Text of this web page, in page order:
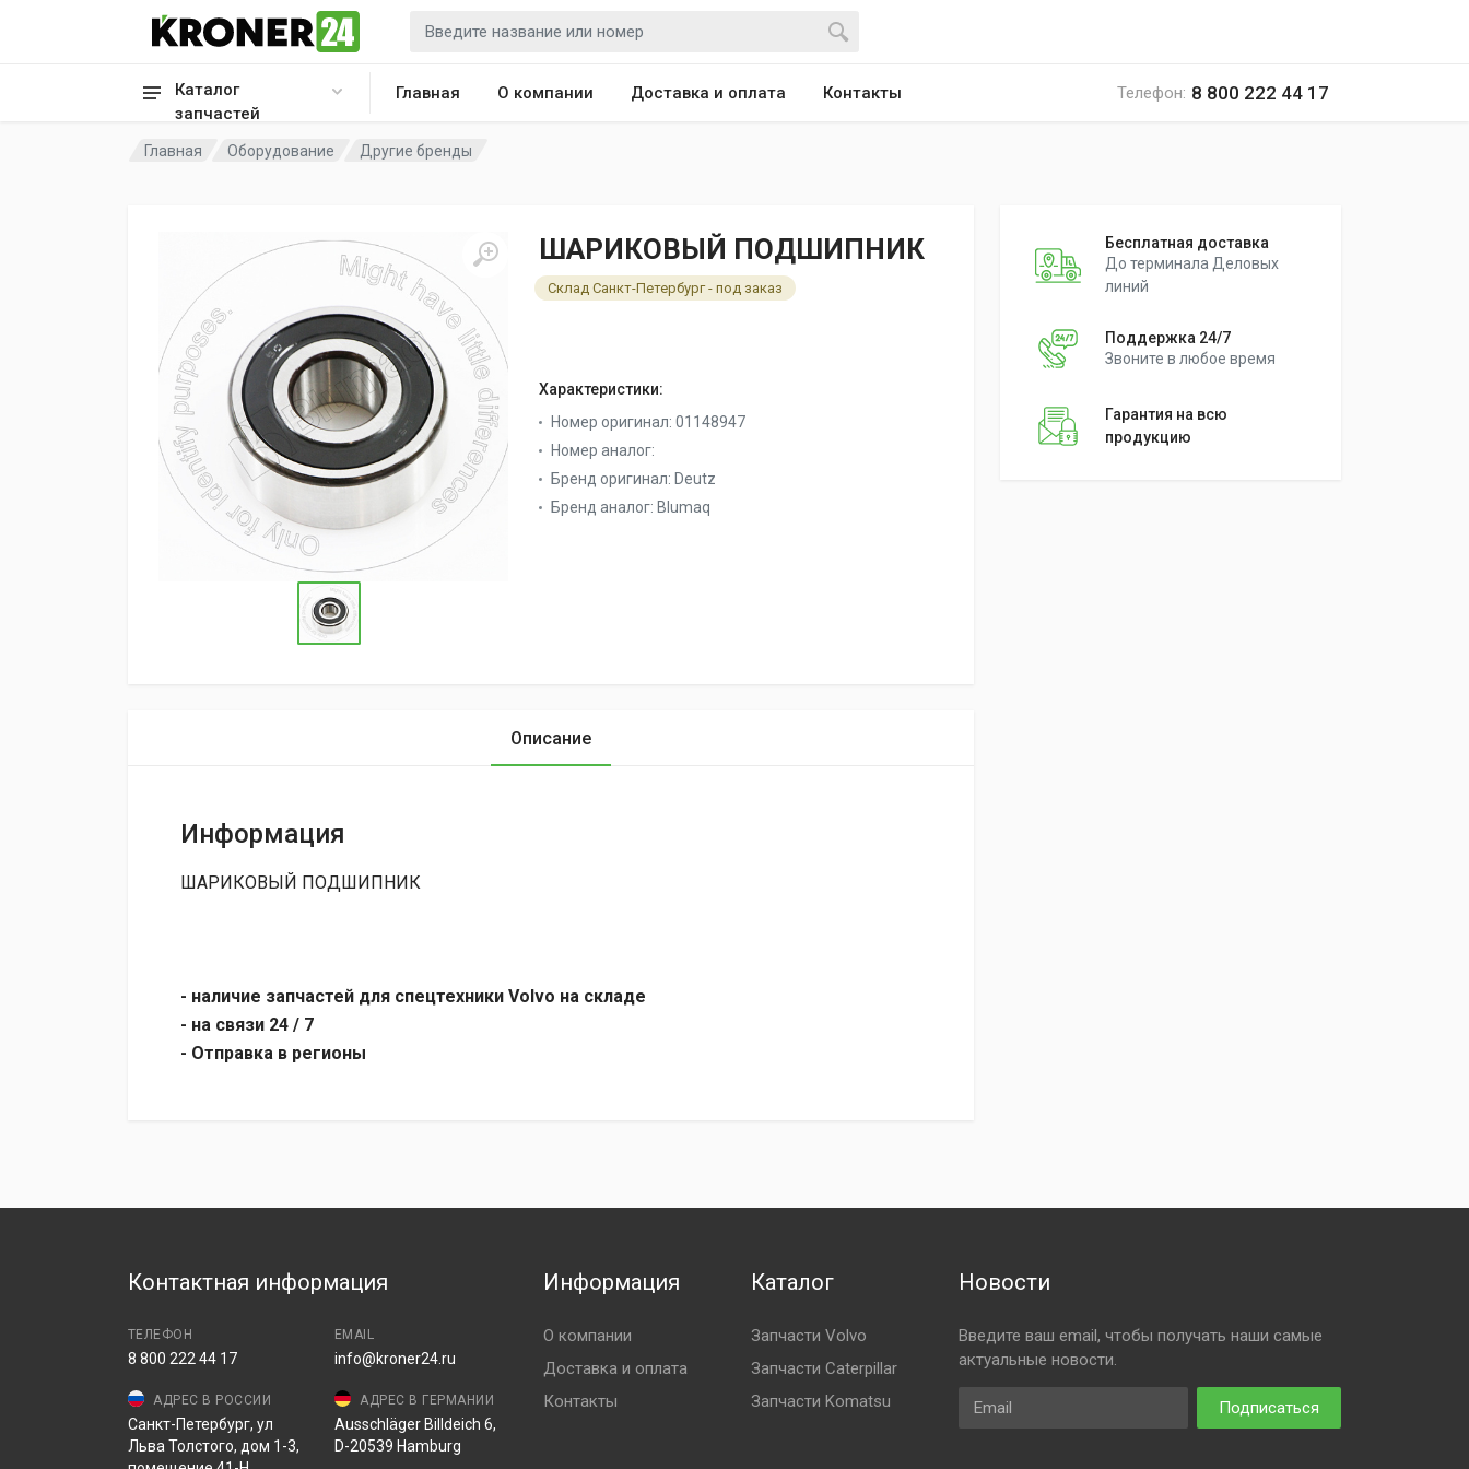
Каталог
запчастей
Главная О компании Доставка и оплата Контакты Телефон: 8 800 222 44 17
Главная Оборудование Другие бренды
ШАРИКОВЫЙ ПОДШИПНИК
Склад Санкт-Петербург - под заказ
Характеристики:
Номер оригинал: 01148947
Номер аналог:
Бренд оригинал: Deutz
Бренд аналог: Blumaq
Бесплатная доставка
До терминала Деловых
линий
Поддержка 24/7
Звоните в любое время
Гарантия на всю
продукцию
Описание
Информация
ШАРИКОВЫЙ ПОДШИПНИК
- наличие запчастей для спецтехники Volvo на складе
- на связи 24 / 7
- Отправка в регионы
Контактная информация
ТЕЛЕФОН
8 800 222 44 17
EMAIL
info@kroner24.ru
АДРЕС В РОССИИ
Санкт-Петербург, ул
Льва Толстого, дом 1-3,
АДРЕС В ГЕРМАНИИ
Ausschläger Billdeich 6,
D-20539 Hamburg
Информация
О компании
Доставка и оплата
Контакты
Каталог
Запчасти Volvo
Запчасти Caterpillar
Запчасти Komatsu
Новости
Введите ваш email, чтобы получать наши самые
актуальные новости.
Email
Подписаться